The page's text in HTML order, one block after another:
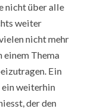
nicht über alle
weiter
nicht mehr
einem Thema
Ein
weiterhin
der den